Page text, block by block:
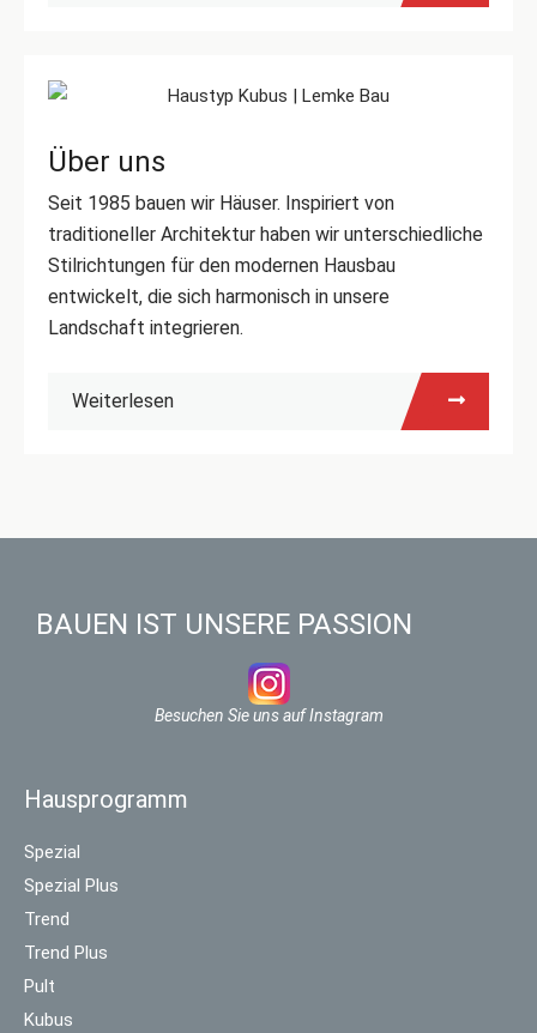
Über uns
Seit 1985 bauen wir Häuser. Inspiriert von
traditioneller Architektur haben wir unterschiedliche
Stilrichtungen für den modernen Hausbau
entwickelt, die sich harmonisch in unsere
Landschaft integrieren.
Weiterlesen
BAUEN IST UNSERE PASSION
Besuchen Sie uns auf Instagram
Hausprogramm
Spezial
Spezial Plus
Trend
Trend Plus
Pult
Kubus